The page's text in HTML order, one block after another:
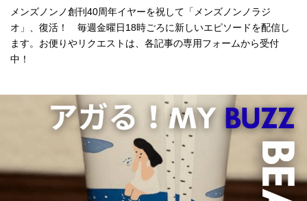
メンズノンノ創刊40周年イヤーを祝して「メンズノンノラジ
オ」、復活！ 毎週金曜日18時ごろに新しいエピソードを配信し
ます。お便りやリクエストは、各記事の専用フォームから受付
中！